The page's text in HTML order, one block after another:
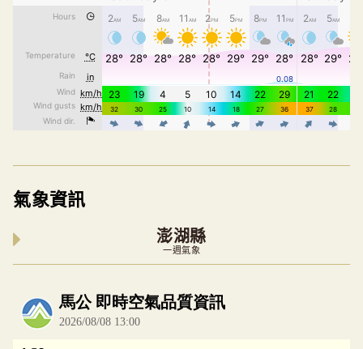
氣象資訊
澎湖縣
一週氣象
內嵌空氣品質小工具為視覺預覽，完整即時空